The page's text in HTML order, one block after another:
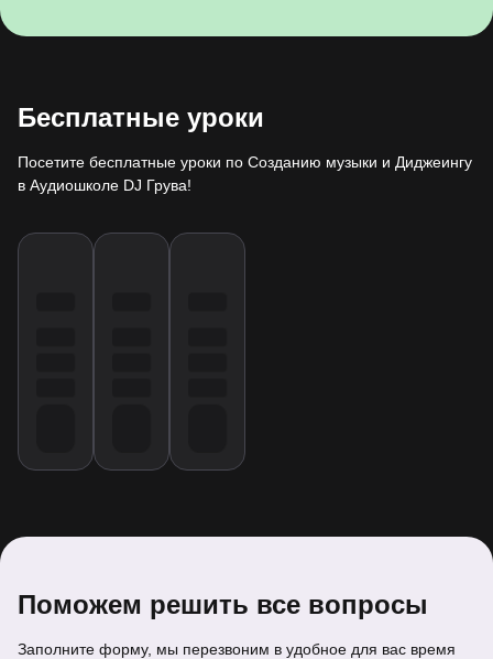
Бесплатные уроки
Посетите бесплатные уроки по Созданию музыки и Диджеингу
в Аудиошколе DJ Грува!
Поможем решить все вопросы
Заполните форму, мы перезвоним в удобное для вас время